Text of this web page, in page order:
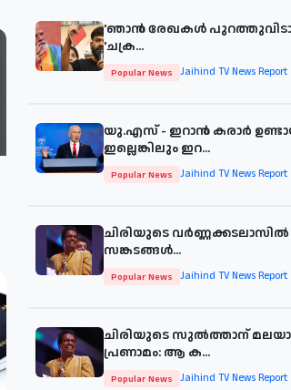
'ഞാന്‍ രേഖകള്‍
'ചക്ര...
Popular News Jaihind TV News Report
യു.എസ് - ഇറാൻ കരാർ
ഇല്ലെങ്കിലും ഇറ...
Popular News Jaihind TV News Report
ചിരിയുടെ വര്‍ണ്ണക്കടലാസില്‍
സങ്കടങ്ങള്‍...
Popular News Jaihind TV News Report
ചിരിയുടെ സുൽത്താന്
പ്രണാമം: ആ ക...
Popular News Jaihind TV News Report